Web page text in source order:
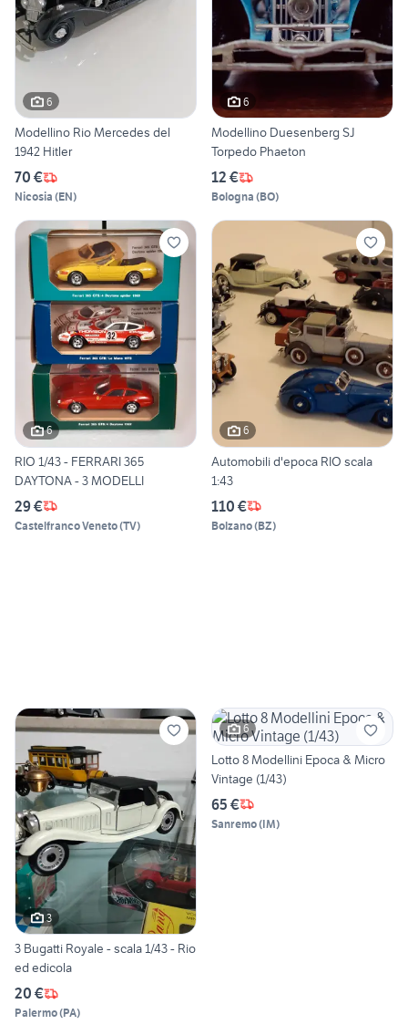
6
Modellino Rio Mercedes del
1942 Hitler
70 €
Nicosia (EN)
6
Modellino Duesenberg SJ
Torpedo Phaeton
12 €
Bologna (BO)
6
RIO 1/43 - FERRARI 365
DAYTONA - 3 MODELLI
29 €
Castelfranco Veneto(TV)
6
Automobili d'epoca RIO scala
1:43
110 €
Bolzano(BZ)
3
3 Bugatti Royale - scala 1/43 - Rio
ed edicola
20 €
Palermo(PA)
6
Lotto 8 Modellini Epoca & Micro
Vintage (1/43)
65 €
Sanremo(IM)